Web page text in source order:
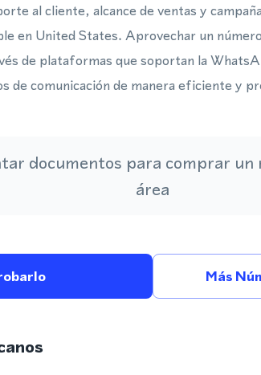
al cliente, alcance de ventas y
en United States. Aprovechar un
de plataformas que soportan la
de comunicación de manera eficiente y
documentos para comprar un
área
Más